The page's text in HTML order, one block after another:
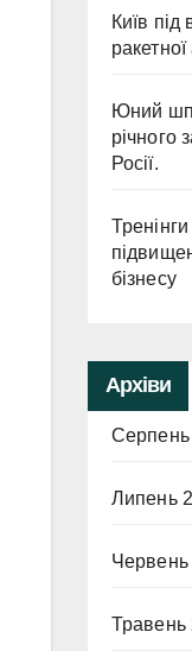
Київ під
Юний
річного
Росії.
бізнесу
Архіви
Липень
Травень